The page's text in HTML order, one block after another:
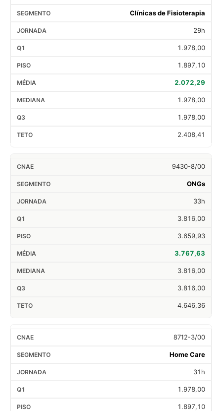
Clínicas de Fisioterapia
29h
1.978,00
1.897,10
2.072,29
1.978,00
1.978,00
2.408,41
9430-8/00
ONGs
33h
3.816,00
3.659,93
3.767,63
3.816,00
3.816,00
4.646,36
8712-3/00
Home Care
31h
1.978,00
1.897,10